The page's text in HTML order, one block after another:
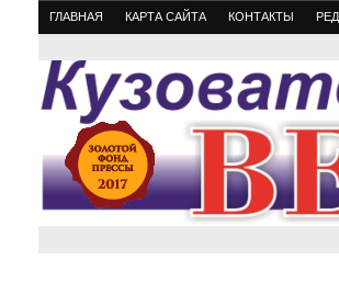
ГЛАВНАЯ КАРТА САЙТА КОНТАКТЫ